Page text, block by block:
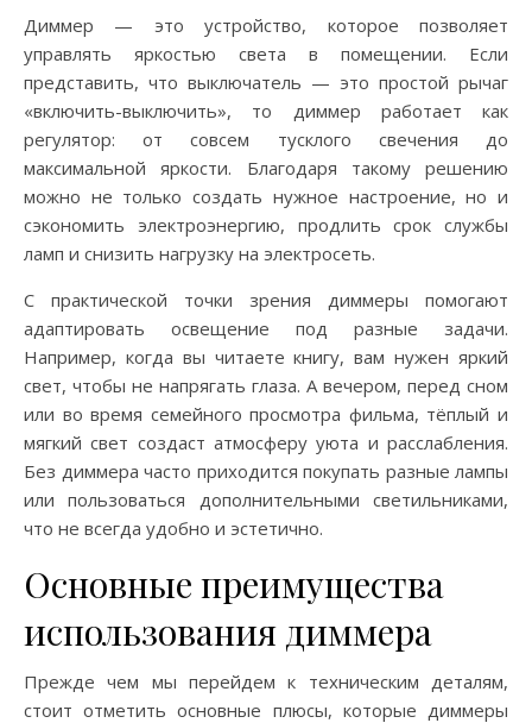
Диммер — это устройство, которое позволяет
управлять яркостью света в помещении. Если
представить, что выключатель — это простой рычаг
«включить-выключить», то диммер работает как
регулятор: от совсем тусклого свечения до
максимальной яркости. Благодаря такому решению
можно не только создать нужное настроение, но и
сэкономить электроэнергию, продлить срок службы
ламп и снизить нагрузку на электросеть.
С практической точки зрения диммеры помогают
адаптировать освещение под разные задачи.
Например, когда вы читаете книгу, вам нужен яркий
свет, чтобы не напрягать глаза. А вечером, перед сном
или во время семейного просмотра фильма, тёплый и
мягкий свет создаст атмосферу уюта и расслабления.
Без диммера часто приходится покупать разные лампы
или пользоваться дополнительными светильниками,
что не всегда удобно и эстетично.
Основные преимущества
использования диммера
Прежде чем мы перейдем к техническим деталям,
стоит отметить основные плюсы, которые диммеры